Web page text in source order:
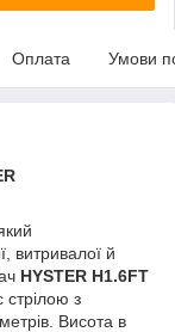
Оплата Умови
витривалої й
HYSTER H1.6FT
стрілою з
Висота в